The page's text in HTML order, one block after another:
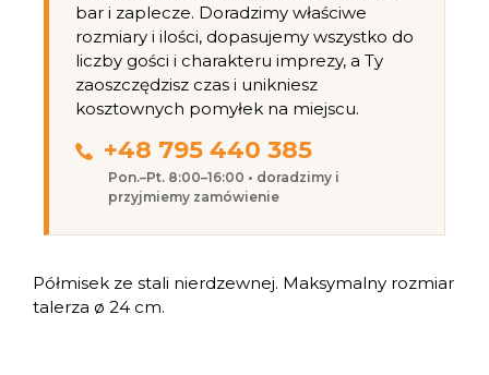
bar i zaplecze. Doradzimy właściwe
rozmiary i ilości, dopasujemy wszystko do
liczby gości i charakteru imprezy, a Ty
zaoszczędzisz czas i unikniesz
kosztownych pomyłek na miejscu.
+48 795 440 385
Pon.–Pt. 8:00–16:00 • doradzimy i
przyjmiemy zamówienie
Półmisek ze stali nierdzewnej. Maksymalny rozmiar
talerza ø 24 cm.